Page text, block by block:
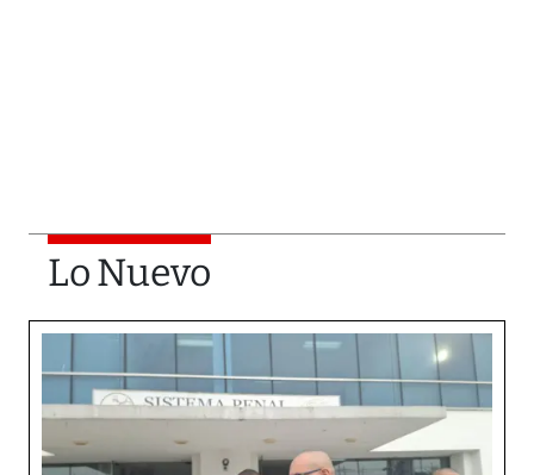
Lo Nuevo